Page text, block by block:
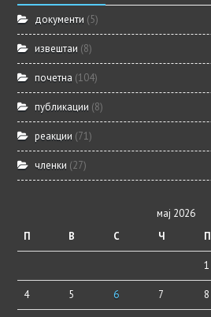
документи (5)
извештаи (8)
почетна (104)
публикации (8)
реакции (71)
членки (27)
мај 2026
П
В С Ч П
1
4 5 6 7 8